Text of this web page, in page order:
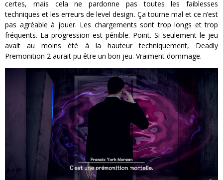
certes, mais cela ne pardonne pas toutes les faiblesses
techniques et les erreurs de level design. Ça tourne mal et ce n’est
pas agréable à jouer. Les chargements sont trop longs et trop
fréquents. La progression est pénible. Point. Si seulement le jeu
avait au moins été à la hauteur techniquement, Deadly
Premonition 2 aurait pu être un bon jeu. Vraiment dommage.